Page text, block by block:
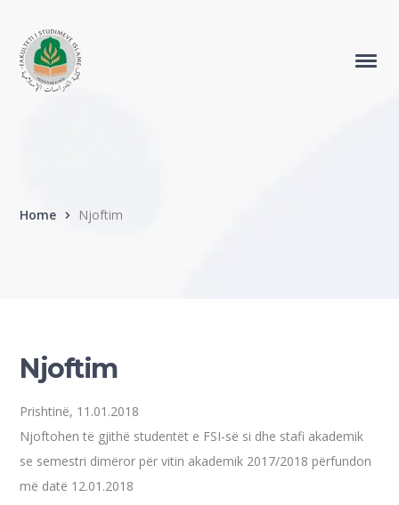
Home Njoftim
Njoftim
Prishtinë, 11.01.2018
Njoftohen të gjithë studentët e FSI-së si dhe stafi akademik
se semestri dimëror për vitin akademik 2017/2018 përfundon
më datë 12.01.2018